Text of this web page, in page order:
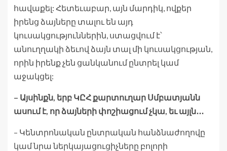
հավաքել: Հետեւաբար, այն մարդիկ, ովքեր
իրենց ձայները տալու են այդ
կուսակցություններին, ստացվում է՝
անուղղակի ձեւով ձայն տալ մի կուսակցության,
որին իրենք չեն ցանկանում ընտրել կամ
աջակցել:
– Այսինքն, երբ ԿԸՀ քարտուղար Սմբատյանն
ասում է, որ ձայների փոշիացում չկա, եւ այլն․․․
– Կենտրոնական ընտրական հանձնաժողովը
կամ նրա ներկայացուցիչները բոլորի